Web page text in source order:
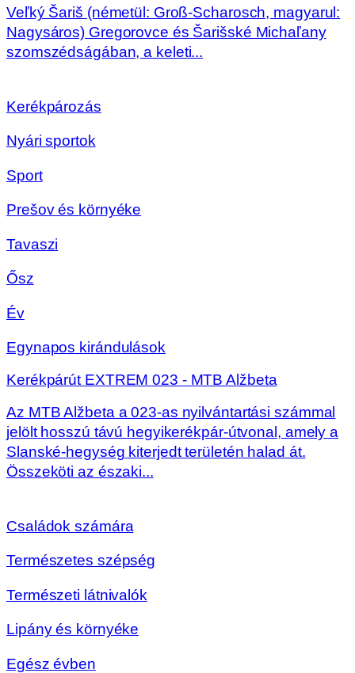
Veľký Šariš (németül: Groß-Scharosch, magyarul:
Nagysáros) Gregorovce és Šarišské Michaľany
szomszédságában, a keleti...
Kerékpározás
Nyári sportok
Sport
Prešov és környéke
Tavaszi
Ősz
Év
Egynapos kirándulások
Kerékpárút EXTREM 023 - MTB Alžbeta
Az MTB Alžbeta a 023-as nyilvántartási számmal
jelölt hosszú távú hegyikerékpár-útvonal, amely a
Slanské-hegység kiterjedt területén halad át.
Összeköti az északi...
Családok számára
Természetes szépség
Természeti látnivalók
Lipány és környéke
Egész évben